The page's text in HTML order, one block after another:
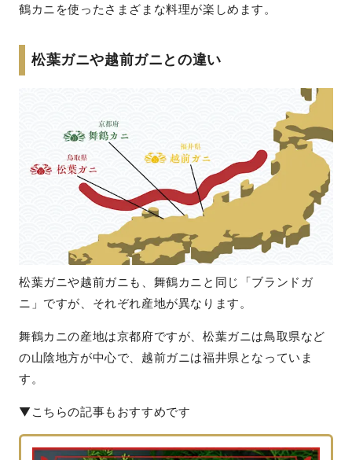
鶴カニを使ったさまざまな料理が楽しめます。
松葉ガニや越前ガニとの違い
松葉ガニや越前ガニも、舞鶴カニと同じ「ブランドガ
ニ」ですが、それぞれ産地が異なります。
舞鶴カニの産地は京都府ですが、松葉ガニは鳥取県など
の山陰地方が中心で、越前ガニは福井県となっていま
す。
▼こちらの記事もおすすめです